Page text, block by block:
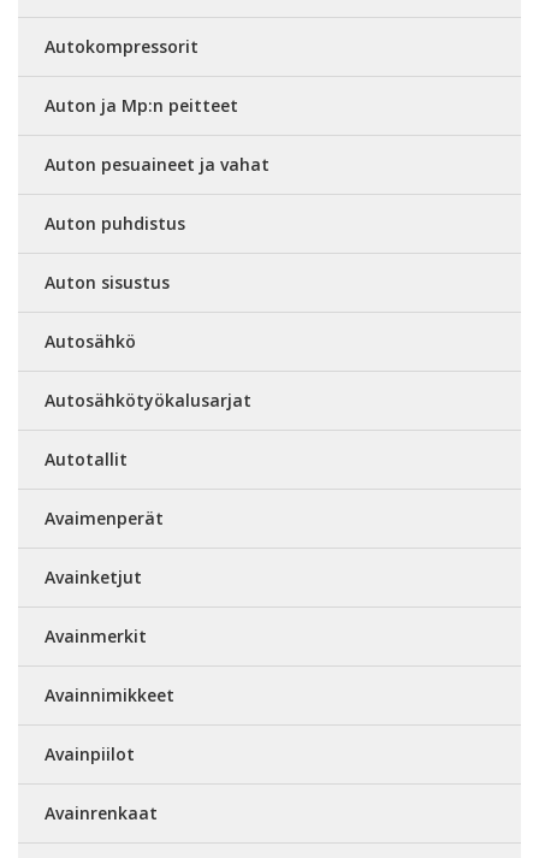
Autokompressorit
Auton ja Mp:n peitteet
Auton pesuaineet ja vahat
Auton puhdistus
Auton sisustus
Autosähkö
Autosähkötyökalusarjat
Autotallit
Avaimenperät
Avainketjut
Avainmerkit
Avainnimikkeet
Avainpiilot
Avainrenkaat